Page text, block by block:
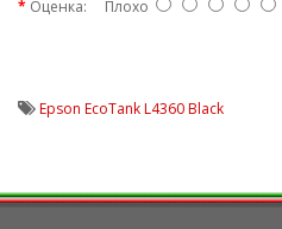
Оценка: Плохо
Epson EcoTank L4360 Black